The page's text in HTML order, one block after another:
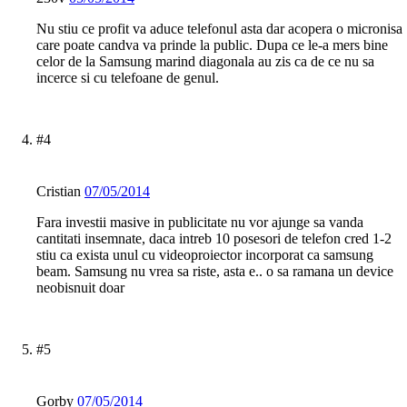
Nu stiu ce profit va aduce telefonul asta dar acopera o micronisa
care poate candva va prinde la public. Dupa ce le-a mers bine
celor de la Samsung marind diagonala au zis ca de ce nu sa
incerce si cu telefoane de genul.
#4
Cristian 07/05/2014
Fara investii masive in publicitate nu vor ajunge sa vanda
cantitati insemnate, daca intreb 10 posesori de telefon cred 1-2
stiu ca exista unul cu videoproiector incorporat ca samsung
beam. Samsung nu vrea sa riste, asta e.. o sa ramana un device
neobisnuit doar
#5
Gorby 07/05/2014